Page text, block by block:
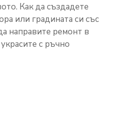
Как да създадете
или градината си със
направите ремонт в
с ръчно